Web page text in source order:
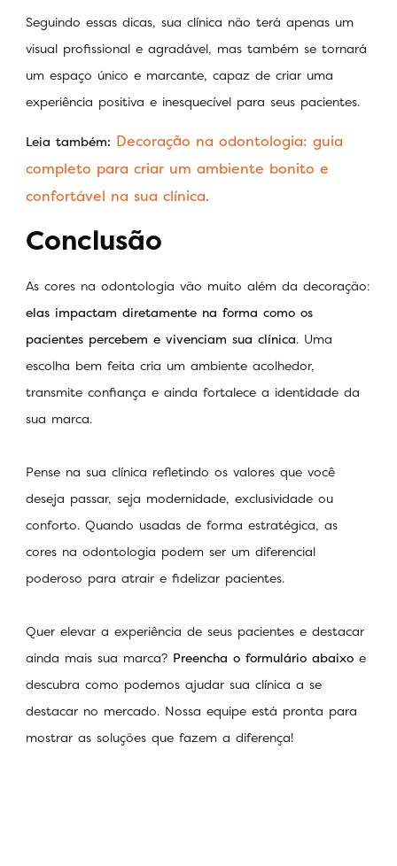
Seguindo essas dicas, sua clínica não terá apenas um
visual profissional e agradável, mas também se tornará
um espaço único e marcante, capaz de criar uma
experiência positiva e inesquecível para seus pacientes.
Leia também: Decoração na odontologia: guia
completo para criar um ambiente bonito e
confortável na sua clínica.
Conclusão
As cores na odontologia vão muito além da decoração:
elas impactam diretamente na forma como os
pacientes percebem e vivenciam sua clínica. Uma
escolha bem feita cria um ambiente acolhedor,
transmite confiança e ainda fortalece a identidade da
sua marca.
Pense na sua clínica refletindo os valores que você
deseja passar, seja modernidade, exclusividade ou
conforto. Quando usadas ​​de forma estratégica, as
cores na odontologia podem ser um diferencial
poderoso para atrair e fidelizar pacientes.
Quer elevar a experiência de seus pacientes e destacar
ainda mais sua marca? Preencha o formulário abaixo e
descubra como podemos ajudar sua clínica a se
destacar no mercado. Nossa equipe está pronta para
mostrar as soluções que fazem a diferença!